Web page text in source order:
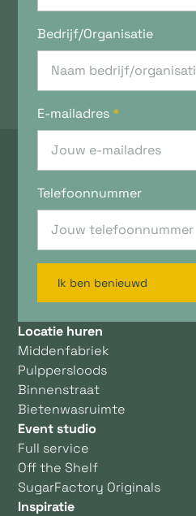
Bedrijf/Organisatie
E-mailadres *
Telefoonnummer
Ik ben benieuwd
Locatie huren
Middenfabriek
Pulppersloods
Binnenstraat
Bietenwasruimte
Event studio
Full service
Off the Shelf
SugarFactory Originals
Inspiratie